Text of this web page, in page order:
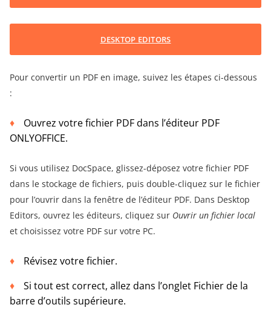
DESKTOP EDITORS
Pour convertir un PDF en image, suivez les étapes ci-dessous
:
Ouvrez votre fichier PDF dans l’éditeur PDF
ONLYOFFICE.
Si vous utilisez DocSpace, glissez-déposez votre fichier PDF
dans le stockage de fichiers, puis double-cliquez sur le fichier
pour l’ouvrir dans la fenêtre de l’éditeur PDF. Dans Desktop
Editors, ouvrez les éditeurs, cliquez sur Ouvrir un fichier local
et choisissez votre PDF sur votre PC.
Révisez votre fichier.
Si tout est correct, allez dans l’onglet Fichier de la
barre d’outils supérieure.